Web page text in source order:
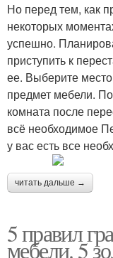
Но перед тем, как
некоторых
успешно.
приступить к
ее. Выберите
предмет мебели.
комната после
всё необходимое
у вас есть все
читать дальше →
5 правил
мебели. 5